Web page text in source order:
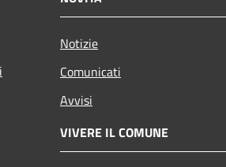
Notizie
Comunicati
Avvisi
VIVERE IL COMUNE